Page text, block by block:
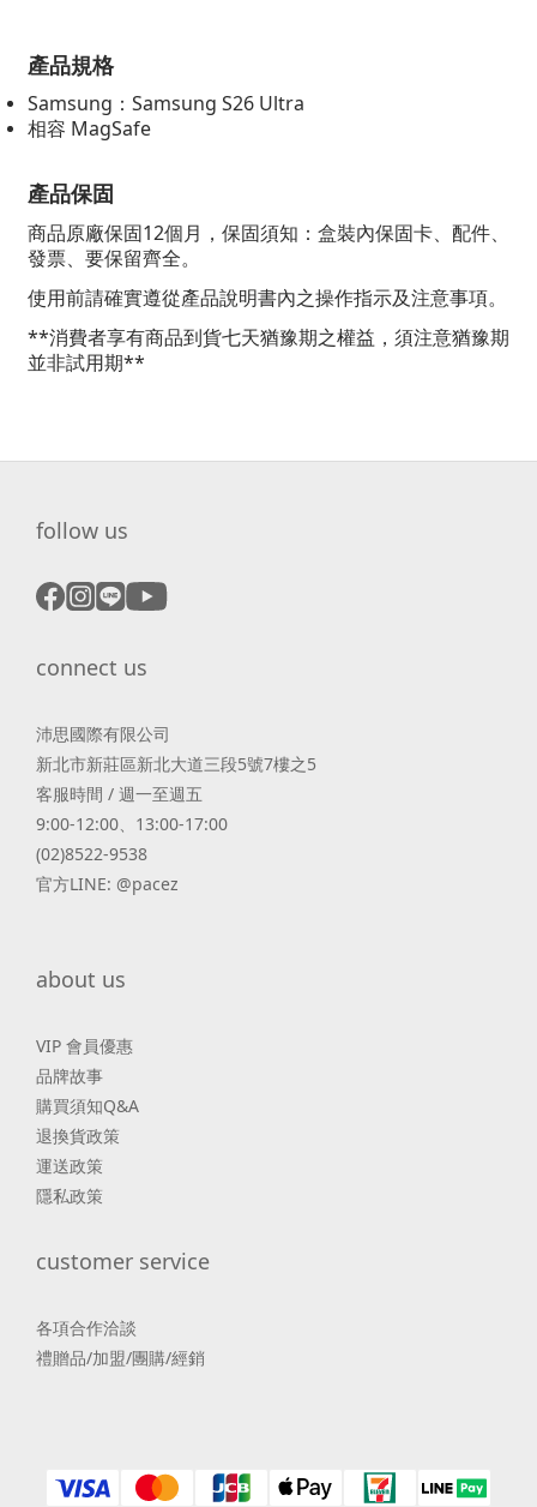
產品規格
Samsung：Samsung S26 Ultra
相容 MagSafe
產品保固
商品原廠保固12個月，保固須知：盒裝內保固卡、配件、
發票、要保留齊全。
使用前請確實遵從產品說明書內之操作指示及注意事項。
**消費者享有商品到貨七天猶豫期之權益，須注意猶豫期
並非試用期**
follow us
connect us
沛思國際有限公司
新北市新莊區新北大道三段5號7樓之5
客服時間 / 週一至週五
9:00-12:00、13:00-17:00
(02)8522-9538
官方LINE: @pacez
about us
VIP 會員優惠
品牌故事
購買須知Q&A
退換貨政策
運送政策
隱私政策
customer service
各項合作洽談
禮贈品/加盟/團購/經銷